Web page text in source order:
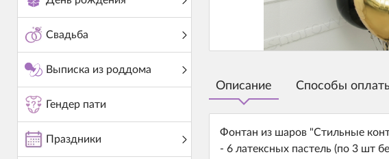
Свадьба
Выписка из роддома
Гендер пати
Праздники
Описание Способы
Фонтан из шаров "Стильные
- 6 латексных пастель (по 3 шт